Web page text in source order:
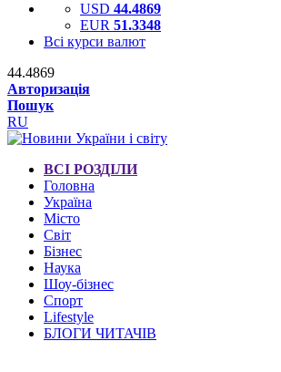
USD 44.4869
EUR 51.3348
Всі курси валют
44.4869
Авторизація
Пошук
RU
ВСІ РОЗДІЛИ
Головна
Україна
Місто
Світ
Бізнес
Наука
Шоу-бізнес
Спорт
Lifestyle
БЛОГИ ЧИТАЧІВ